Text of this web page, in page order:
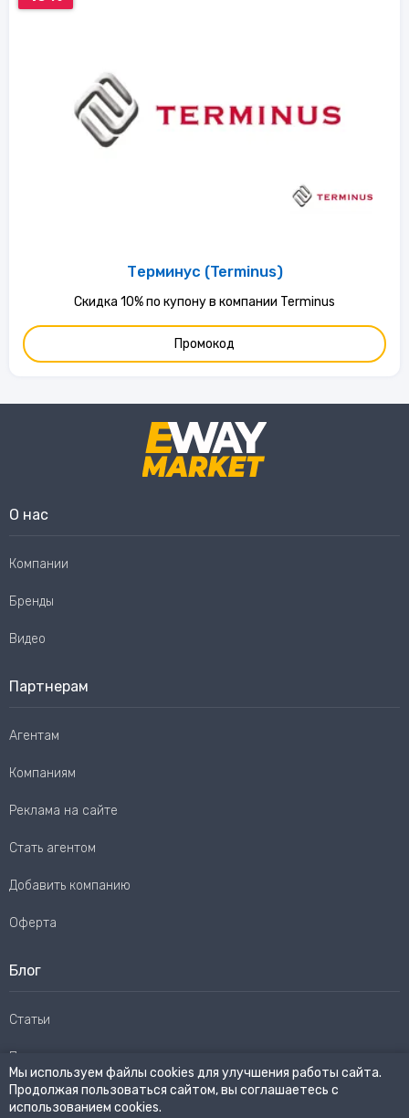
Терминус (Terminus)
Скидка 10% по купону в компании Terminus
Промокод
О нас
Компании
Бренды
Видео
Партнерам
Агентам
Компаниям
Реклама на сайте
Стать агентом
Добавить компанию
Оферта
Блог
Статьи
Пользовательское соглашение
Карта сайта
Мы используем файлы cookies для улучшения работы сайта.
Продолжая пользоваться сайтом, вы соглашаетесь с
использованием cookies.